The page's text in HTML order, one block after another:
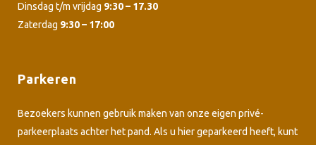
Dinsdag t/m vrijdag 9:30 – 17.30
Zaterdag 9:30 – 17:00
Parkeren
Bezoekers kunnen gebruik maken van onze eigen privé-
parkeerplaats achter het pand. Als u hier geparkeerd heeft, kunt